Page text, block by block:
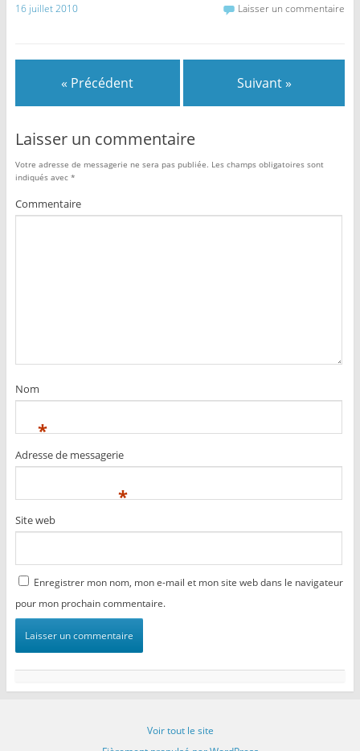
16 juillet 2010 Laisser un commentaire
« Précédent Suivant »
Laisser un commentaire
Votre adresse de messagerie ne sera pas publiée. Les champs obligatoires sont
indiqués avec *
Commentaire
Nom
*
Adresse de messagerie
*
Site web
Enregistrer mon nom, mon e-mail et mon site web dans le navigateur
pour mon prochain commentaire.
Voir tout le site